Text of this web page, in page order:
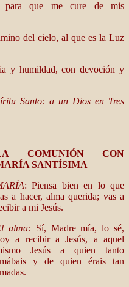
para que me cure de mis
del cielo, al que es la Luz
y humildad, con devoción y
Santo: a un Dios en Tres
COMUNIÓN CON
SANTÍSIMA
: Piensa bien en lo que
a hacer, alma querida; vas a
a mi Jesús.
alma: Sí, Madre mía, lo sé,
a recibir a Jesús, a aquel
Jesús a quien tanto
y de quien érais tan